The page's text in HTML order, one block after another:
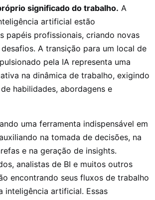
significado do trabalho. A
artificial estão
papéis profissionais, criando novas
A transição para um local de
pela IA representa uma
na dinâmica de trabalho, exigindo
habilidades, abordagens e
uma ferramenta indispensável em
na tomada de decisões, na
e na geração de insights.
analistas de BI e muitos outros
encontrando seus fluxos de trabalho
inteligência artificial. Essas